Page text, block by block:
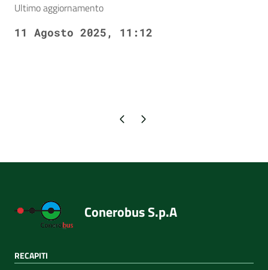
Ultimo aggiornamento
11 Agosto 2025, 11:12
Pagina precedente
Pagina successiva
Conerobus S.p.A
RECAPITI